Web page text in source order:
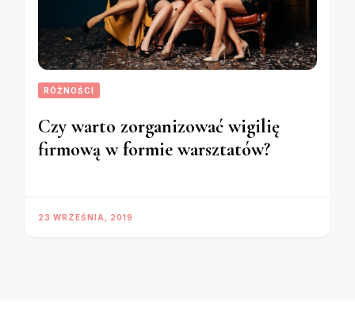
RÓŻNOŚCI
Czy warto zorganizować wigilię
firmową w formie warsztatów?
23 WRZEŚNIA, 2019